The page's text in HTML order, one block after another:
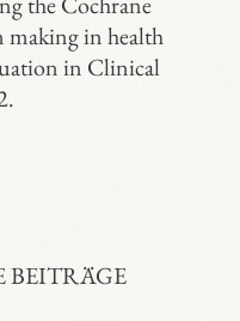
making in health
in Clinical
BEITRÄGE